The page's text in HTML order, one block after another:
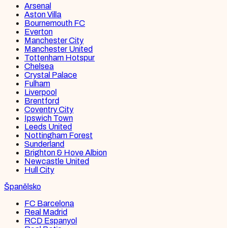
Arsenal
Aston Villa
Bournemouth FC
Everton
Manchester City
Manchester United
Tottenham Hotspur
Chelsea
Crystal Palace
Fulham
Liverpool
Brentford
Coventry City
Ipswich Town
Leeds United
Nottingham Forest
Sunderland
Brighton & Hove Albion
Newcastle United
Hull City
Španělsko
FC Barcelona
Real Madrid
RCD Espanyol